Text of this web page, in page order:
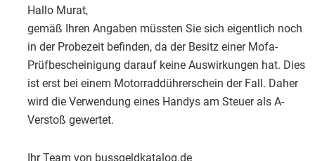
Hallo Murat,
gemäß Ihren Angaben müssten Sie sich eigentlich noch
in der Probezeit befinden, da der Besitz einer Mofa-
Prüfbescheinigung darauf keine Auswirkungen hat. Dies
ist erst bei einem Motorraddührerschein der Fall. Daher
wird die Verwendung eines Handys am Steuer als A-
Verstoß gewertet.
Ihr Team von bussgeldkatalog.de